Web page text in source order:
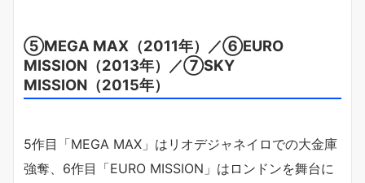
⑤MEGA MAX（2011年）／⑥EURO
MISSION（2013年）／⑦SKY
MISSION（2015年）
5作目「MEGA MAX」はリオデジャネイロでの大金庫
強奪、6作目「EURO MISSION」はロンドンを舞台に